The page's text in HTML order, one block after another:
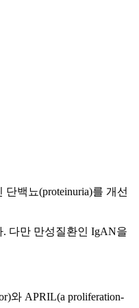
백뇨(proteinuria)를 개선
다만 만성질환인 IgAN을
와 APRIL(a proliferation-